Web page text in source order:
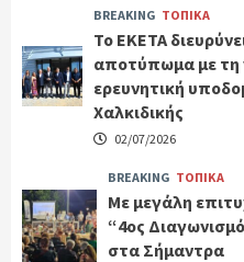
BREAKING ΤΟΠΙΚΑ
Το ΕΚΕΤΑ
αποτύπωμα με τη
ερευνητική
Χαλκιδικής
02/07/2026
BREAKING ΤΟΠΙΚΑ
Με μεγάλη
“4ος
στα Σήμαντρα